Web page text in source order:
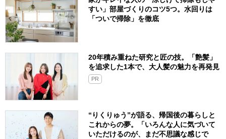
すい」部屋づくりのコツ5つ。水回りは
「ついで掃除」を徹底
20年積み重ねた研究と匠の技。「艶髪」
を追求した1本で、大人髪の魅力を再発見
PR
“りくりゅう”が語る、帰国後の暮らしと
これからの夢。「いろんな人に気づいて
いただけるのが、まだ不思議な感じで